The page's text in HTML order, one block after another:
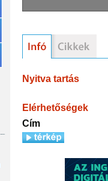
Nyitva tartás
Elérhetőségek
Cím